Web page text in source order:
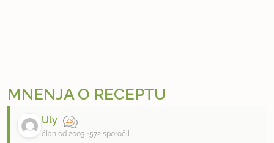
MNENJA O RECEPTU
Uly
član od 2003 572 sporočil